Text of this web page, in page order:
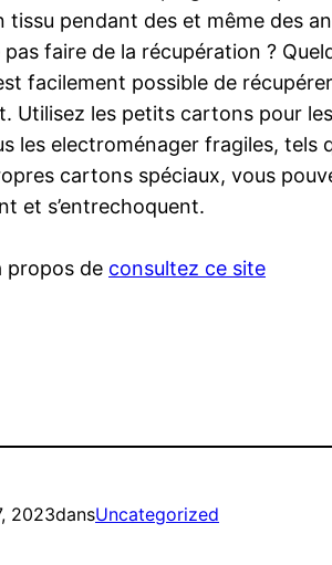
tissu pendant des et même des
faire de la récupération ?
facilement possible de
Utilisez les petits cartons pour
les electroménager fragiles, tels
cartons spéciaux, vous
et s’entrechoquent.
propos de consultez ce site
2023dansUncategorized